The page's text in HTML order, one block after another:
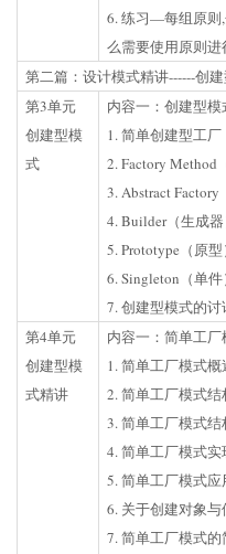
6. 练习—每组原则
么需要使用原则进
第二篇：设计模式精讲------创
第3单元
创建型模
式
内容一：创建型模
1. 简单创建型工厂
2. Factory Method
3. Abstract Factory
4. Builder（生成器
5. Prototype（原型
6. Singleton（单件
7. 创建型模式的讨
第4单元
创建型模
式精讲
内容一：简单工厂
1. 简单工厂模式概
2. 简单工厂模式
3. 简单工厂模式结
4. 简单工厂模式实
5. 简单工厂模式应
6. 关于创建对象与
7. 简单工厂模式的